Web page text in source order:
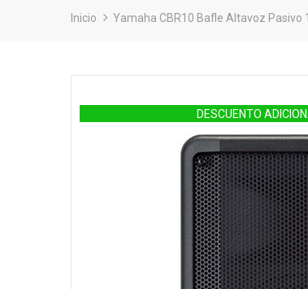
Inicio Yamaha CBR10 Bafle Altavoz Pasivo
DESCUENTO